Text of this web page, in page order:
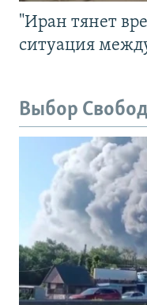
"Иран тянет
ситуация
Выбор